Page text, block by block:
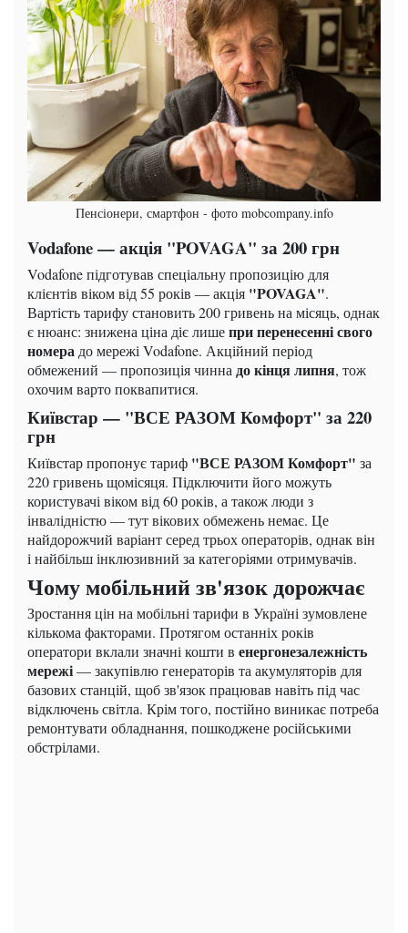
Пенсіонери, смартфон - фото mobcompany.info
Vodafone — акція "POVAGA" за 200 грн
Vodafone підготував спеціальну пропозицію для
клієнтів віком від 55 років — акція "POVAGA".
Вартість тарифу становить 200 гривень на місяць, однак
є нюанс: знижена ціна діє лишепри перенесенні свого
номерадо мережі Vodafone. Акційний період
обмежений — пропозиція чиннадо кінця липня, тож
охочим варто поквапитися.
Київстар — "ВСЕ РАЗОМ Комфорт" за 220
грн
Київстар пропонує тариф "ВСЕ РАЗОМ Комфорт" за
220 гривень щомісяця. Підключити його можуть
користувачі віком від 60 років, а також люди з
інвалідністю — тут вікових обмежень немає. Це
найдорожчий варіант серед трьох операторів, однак він
і найбільш інклюзивний за категоріями отримувачів.
Чому мобільний зв'язок дорожчає
Зростання цін на мобільні тарифи в Україні зумовлене
кількома факторами. Протягом останніх років
оператори вклали значні кошти в енергонезалежність
мережі— закупівлю генераторів та акумуляторів для
базових станцій, щоб зв'язок працював навіть під час
відключень світла. Крім того, постійно виникає потреба
ремонтувати обладнання, пошкоджене російськими
обстрілами.